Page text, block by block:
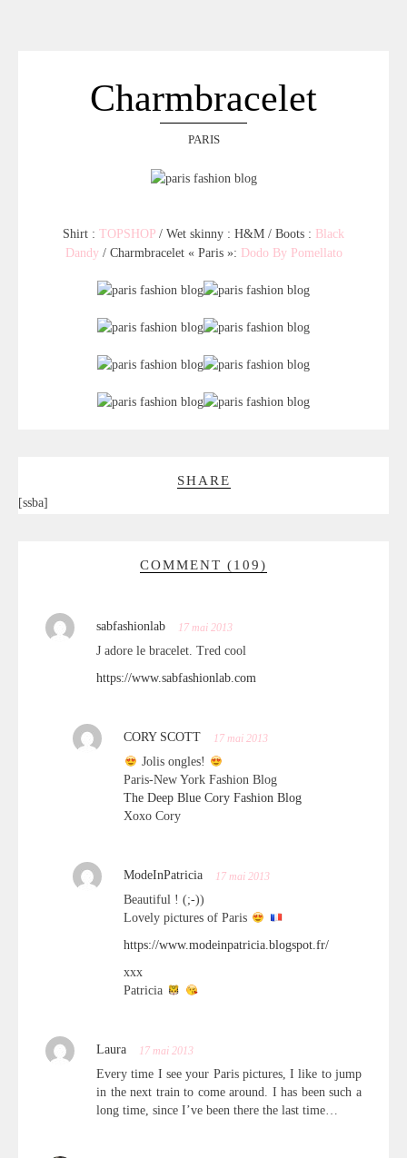
LOOKBOOK
ARCHIVES
Charmbracelet
PARIS
Shirt : TOPSHOP / Wet skinny : H&M / Boots : Black
Dandy / Charmbracelet « Paris »: Dodo By Pomellato
SHARE
[ssba]
COMMENT (109)
sabfashionlab 17 mai 2013
J adore le bracelet. Tred cool
https://www.sabfashionlab.com
CORY SCOTT 17 mai 2013
Jolis ongles!
Paris-New York Fashion Blog
The Deep Blue Cory Fashion Blog
Xoxo Cory
ModeInPatricia 17 mai 2013
Beautiful ! (;-))
Lovely pictures of Paris
https://www.modeinpatricia.blogspot.fr/
xxx
Patricia
Laura 17 mai 2013
Every time I see your Paris pictures, I like to jump
in the next train to come around. I has been such a
long time, since I’ve been there the last time…